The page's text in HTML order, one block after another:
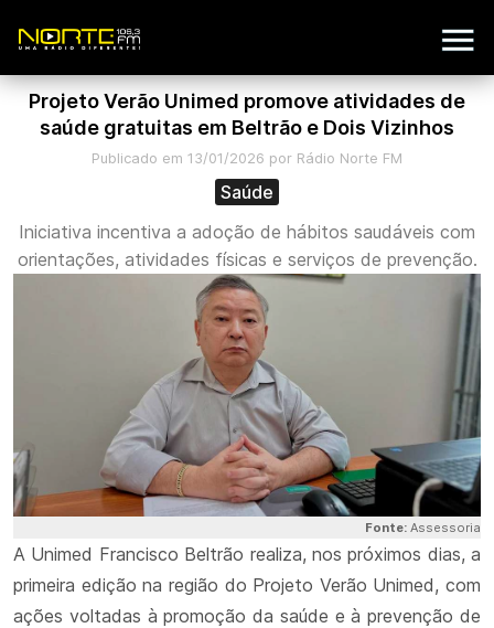
Projeto Verão Unimed promove atividades de
saúde gratuitas em Beltrão e Dois Vizinhos
Publicado em 13/01/2026 por Rádio Norte FM
Saúde
Iniciativa incentiva a adoção de hábitos saudáveis com
orientações, atividades físicas e serviços de prevenção.
Fonte: Assessoria
A Unimed Francisco Beltrão realiza, nos próximos dias, a
primeira edição na região do Projeto Verão Unimed, com
ações voltadas à promoção da saúde e à prevenção de